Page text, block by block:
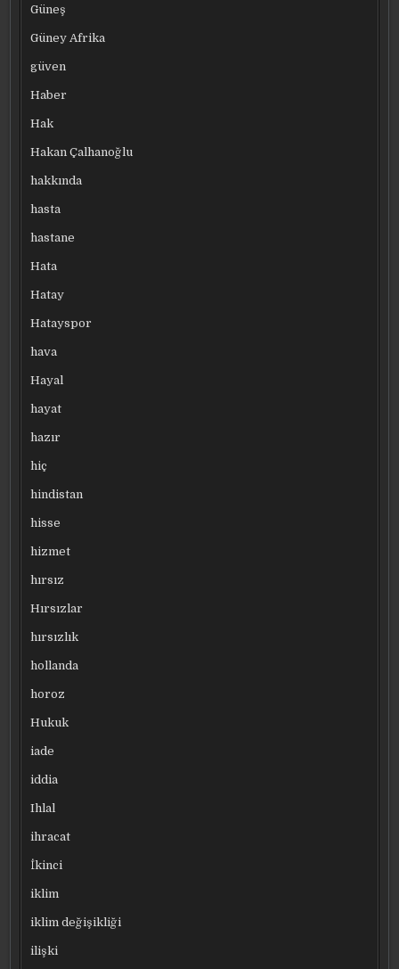
Güneş
Güney Afrika
güven
Haber
Hak
Hakan Çalhanoğlu
hakkında
hasta
hastane
Hata
Hatay
Hatayspor
hava
Hayal
hayat
hazır
hiç
hindistan
hisse
hizmet
hırsız
Hırsızlar
hırsızlık
hollanda
horoz
Hukuk
iade
iddia
Ihlal
ihracat
İkinci
iklim
iklim değişikliği
ilişki